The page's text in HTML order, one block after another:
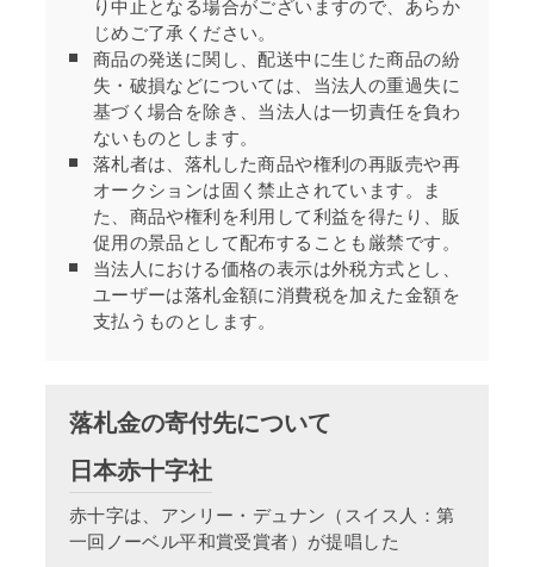
り中止となる場合がございますので、あらか
じめご了承ください。
商品の発送に関し、配送中に生じた商品の紛
失・破損などについては、当法人の重過失に
基づく場合を除き、当法人は一切責任を負わ
ないものとします。
落札者は、落札した商品や権利の再販売や再
オークションは固く禁止されています。ま
た、商品や権利を利用して利益を得たり、販
促用の景品として配布することも厳禁です。
当法人における価格の表示は外税方式とし、
ユーザーは落札金額に消費税を加えた金額を
支払うものとします。
落札金の寄付先について
日本赤十字社
赤十字は、アンリー・デュナン（スイス人：第
一回ノーベル平和賞受賞者）が提唱した